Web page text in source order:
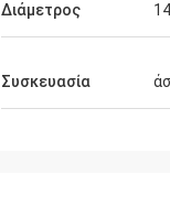
Διάμετρος
Συσκευασία